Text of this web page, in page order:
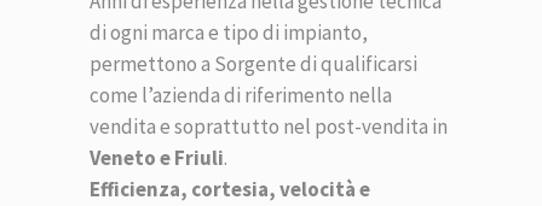
di ogni marca e tipo di impianto,
permettono a Sorgente di qualificarsi
come l’azienda di riferimento nella
vendita e soprattutto nel post-vendita in
Veneto e Friuli.
Efficienza, cortesia, velocità e